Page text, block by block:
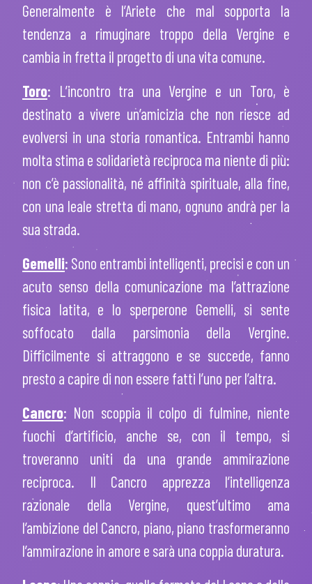
Generalmente è l’Ariete che mal sopporta la
tendenza a rimuginare troppo della Vergine e
cambia in fretta il progetto di una vita comune.
Toro: L’incontro tra una Vergine e un Toro, è
destinato a vivere un’amicizia che non riesce ad
evolversi in una storia romantica. Entrambi hanno
molta stima e solidarietà reciproca ma niente di più:
non c’è passionalità, né affinità spirituale, alla fine,
con una leale stretta di mano, ognuno andrà per la
sua strada.
Gemelli: Sono entrambi intelligenti, precisi e con un
acuto senso della comunicazione ma l’attrazione
fisica latita, e lo sperperone Gemelli, si sente
soffocato dalla parsimonia della Vergine.
Difficilmente si attraggono e se succede, fanno
presto a capire di non essere fatti l’uno per l’altra.
Cancro: Non scoppia il colpo di fulmine, niente
fuochi d’artificio, anche se, con il tempo, si
troveranno uniti da una grande ammirazione
reciproca. Il Cancro apprezza l’intelligenza
razionale della Vergine, quest’ultimo ama
l’ambizione del Cancro, piano, piano trasformeranno
l’ammirazione in amore e sarà una coppia duratura.